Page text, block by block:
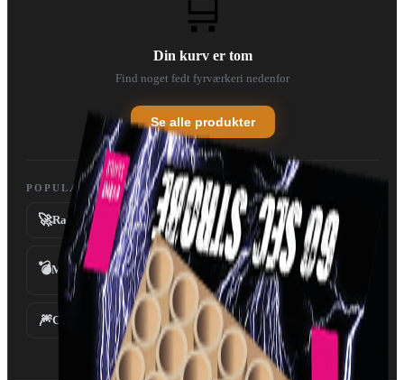
🛒
Din kurv er tom
Find noget fedt fyrværkeri nedenfor
Se alle produkter
POPULÆRE KATEGORIER
🚀Raketter 💥Batterier
💣Miner ⛲Fontæner
🎆Compounds ✨Tilbehør